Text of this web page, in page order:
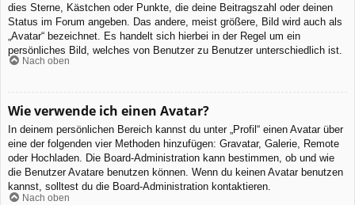
dies Sterne, Kästchen oder Punkte, die deine Beitragszahl oder deinen
Status im Forum angeben. Das andere, meist größere, Bild wird auch als
„Avatar“ bezeichnet. Es handelt sich hierbei in der Regel um ein
persönliches Bild, welches von Benutzer zu Benutzer unterschiedlich ist.
Nach oben
Wie verwende ich einen Avatar?
In deinem persönlichen Bereich kannst du unter „Profil“ einen Avatar über
eine der folgenden vier Methoden hinzufügen: Gravatar, Galerie, Remote
oder Hochladen. Die Board-Administration kann bestimmen, ob und wie
die Benutzer Avatare benutzen können. Wenn du keinen Avatar benutzen
kannst, solltest du die Board-Administration kontaktieren.
Nach oben